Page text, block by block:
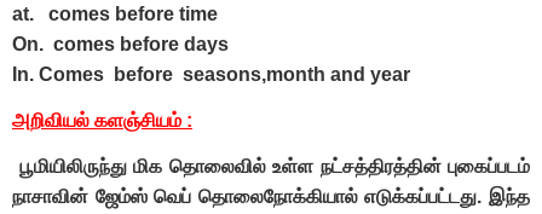
at. comes before time
On. comes before days
In. Comes before seasons,month and year
அறிவியல் களஞ்சியம் :
பூமியிலிருந்து மிக தொலைவில் உள்ள நட்சத்திரத்தின் புகைப்படம்
நாசாவின் ஜேம்ஸ் வெப் தொலைநோக்கியால் எடுக்கப்பட்டது. இந்த